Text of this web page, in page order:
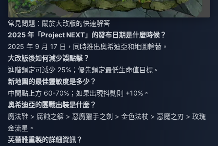
常見問題：關於大改版的快速解答
2025 年「Project NEXT」的發布日期是什麼時候？
2025 年 9 月 17 日，同時推出奧希迪亞和地圖輪替。
大改版後如何減少誤點擊？
進階鎖定可減少 25%；優先鎖定最低生命值目標。
新地圖的最佳靈敏度是多少？
中間點上方 60-70%；如果出現抖動則 +10%。
奧希迪亞的團戰出裝是什麼？
魔法鞋 > 腐蝕之鐮 > 惡魔獵手之劍 > 金色法杖 > 惡魔之刃 > 玫瑰
金流星。
芙蕾雅重製的詳細資訊？